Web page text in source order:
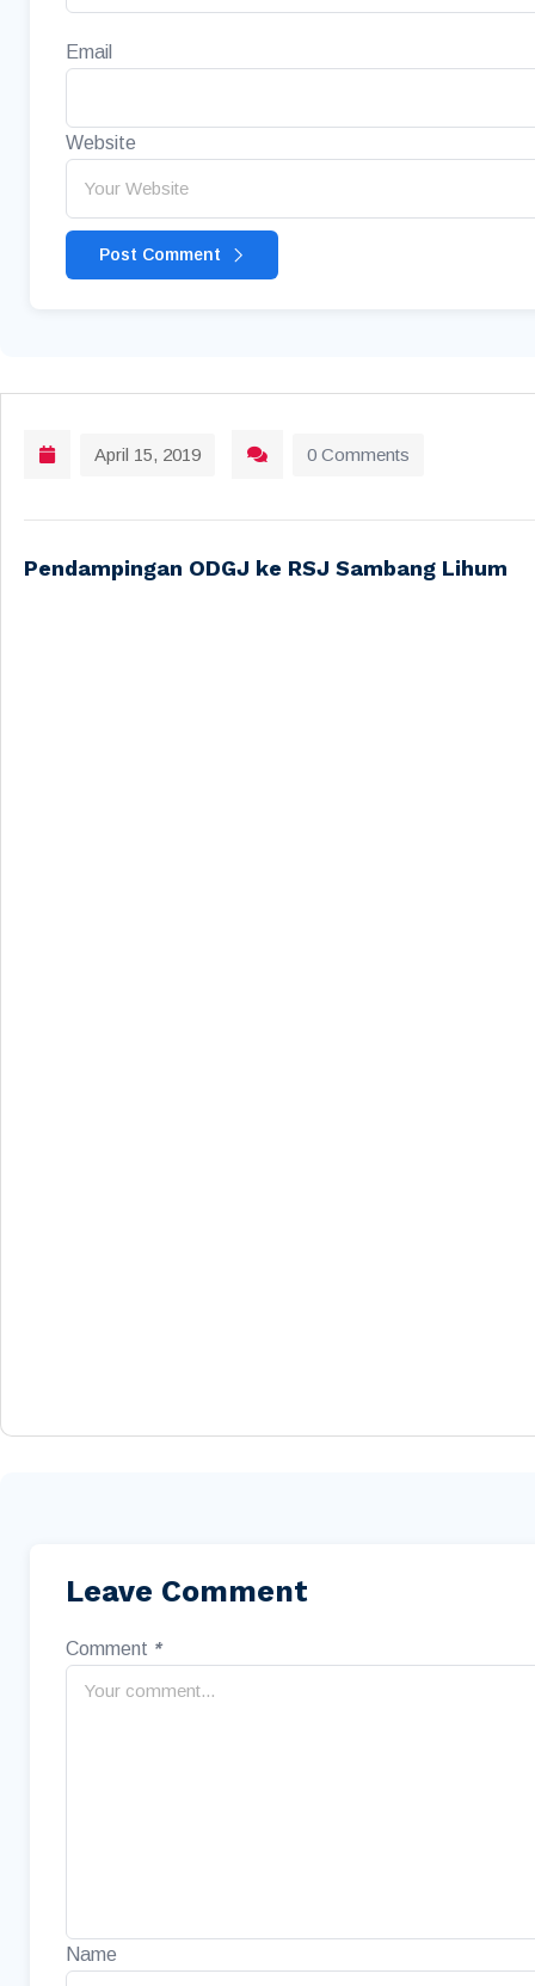
Email
Website
Post Comment
April 15, 2019 0 Comments
Pendampingan ODGJ ke RSJ Sambang Lihum
Leave Comment
Comment *
Name